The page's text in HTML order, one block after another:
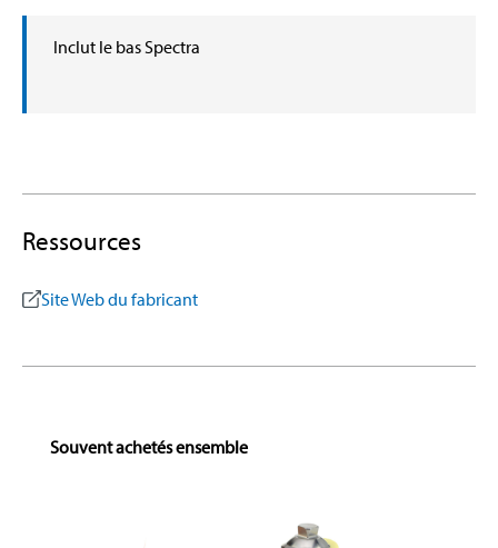
Inclut le bas Spectra
Ressources
Site Web du fabricant
Skip product gallery
Souvent achetés ensemble